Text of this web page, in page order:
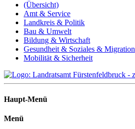
(Übersicht)
Amt & Service
Landkreis & Politik
Bau & Umwelt
Bildung & Wirtschaft
Gesundheit & Soziales & Migration
Mobilität & Sicherheit
Haupt-Menü
Menü